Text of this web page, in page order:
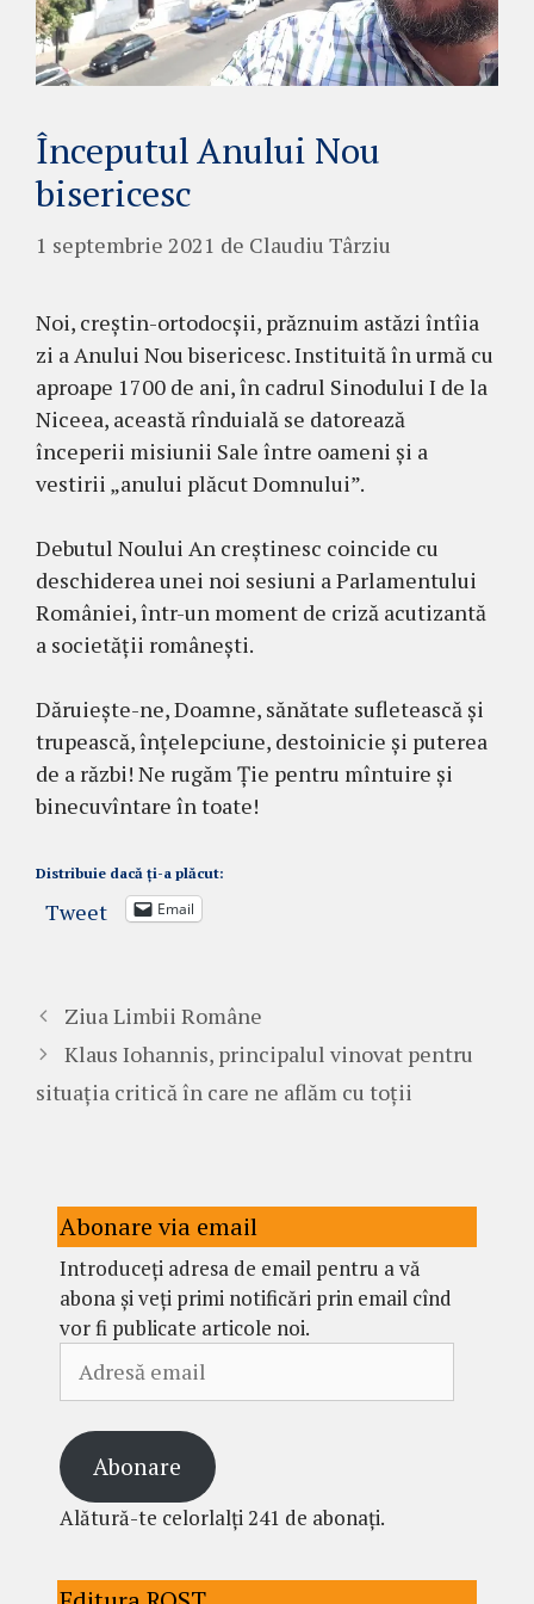
Începutul Anului Nou
bisericesc
1 septembrie 2021 de Claudiu Târziu
Noi, creștin-ortodocșii, prăznuim astăzi întîia
zi a Anului Nou bisericesc. Instituită în urmă cu
aproape 1700 de ani, în cadrul Sinodului I de la
Niceea, această rînduială se datorează
începerii misiunii Sale între oameni și a
vestirii „anului plăcut Domnului”.
Debutul Noului An creștinesc coincide cu
deschiderea unei noi sesiuni a Parlamentului
României, într-un moment de criză acutizantă
a societății românești.
Dăruiește-ne, Doamne, sănătate sufletească și
trupească, înțelepciune, destoinicie și puterea
de a răzbi! Ne rugăm Ție pentru mîntuire și
binecuvîntare în toate!
Distribuie dacă ți-a plăcut:
Tweet Email
Ziua Limbii Române
Klaus Iohannis, principalul vinovat pentru
situația critică în care ne aflăm cu toții
Abonare via email
Introduceți adresa de email pentru a vă
abona și veți primi notificări prin email cînd
vor fi publicate articole noi.
email
Abonare
Alătură-te celorlalți 241 de abonați.